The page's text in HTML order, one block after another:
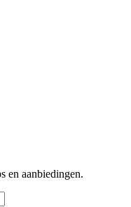
en aanbiedingen.